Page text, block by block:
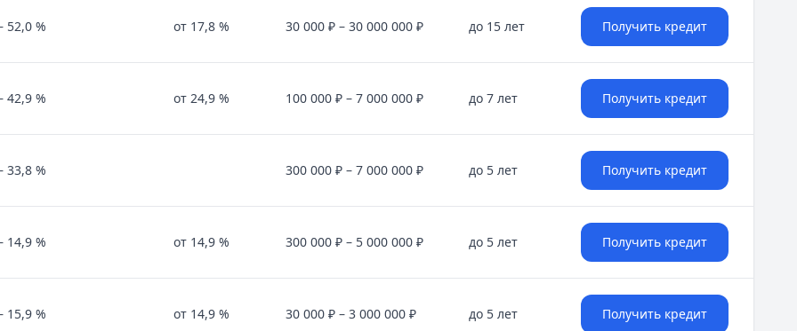
но не знаете, с чего начать? Наше руководство поможет разобраться в паевых фондах и начать
зафиксировано снижение числа сделок на 13%. Девелоперы сократили активность, а покупатели
и что это значит для заемщиков
тыс. ипотек на 417,9 млрд руб.: минус к декабрю из‑за сезонности, но кратный рост к январю‑2025. Доля
ERP
но зрелость контуров часто не дотягивает до управленческого «ядра». В 2026 году барьеры смещаются к
дня: курсы валют ЦБ, сводки о безопасности, политические сигналы из США, новости для бизнеса и мировой
52,0 % от 17,8 % 30 000 ₽ – 30 000 000 ₽ до 15 лет Получить кредит
42,9 % от 24,9 % 100 000 ₽ – 7 000 000 ₽ до 7 лет Получить кредит
33,8 % 300 000 ₽ – 7 000 000 ₽ до 5 лет Получить кредит
14,9 % от 14,9 % 300 000 ₽ – 5 000 000 ₽ до 5 лет Получить кредит
15,9 % от 14,9 % 30 000 ₽ – 3 000 000 ₽ до 5 лет Получить кредит